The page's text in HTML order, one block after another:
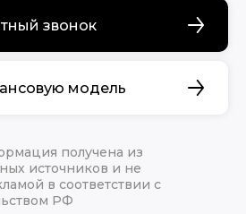
звонок
модель
получена из
источников и не
в соответствии с
РФ